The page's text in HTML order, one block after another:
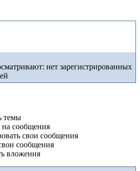
нет зарегистрированных
темы
на сообщения
свои сообщения
сообщения
вложения